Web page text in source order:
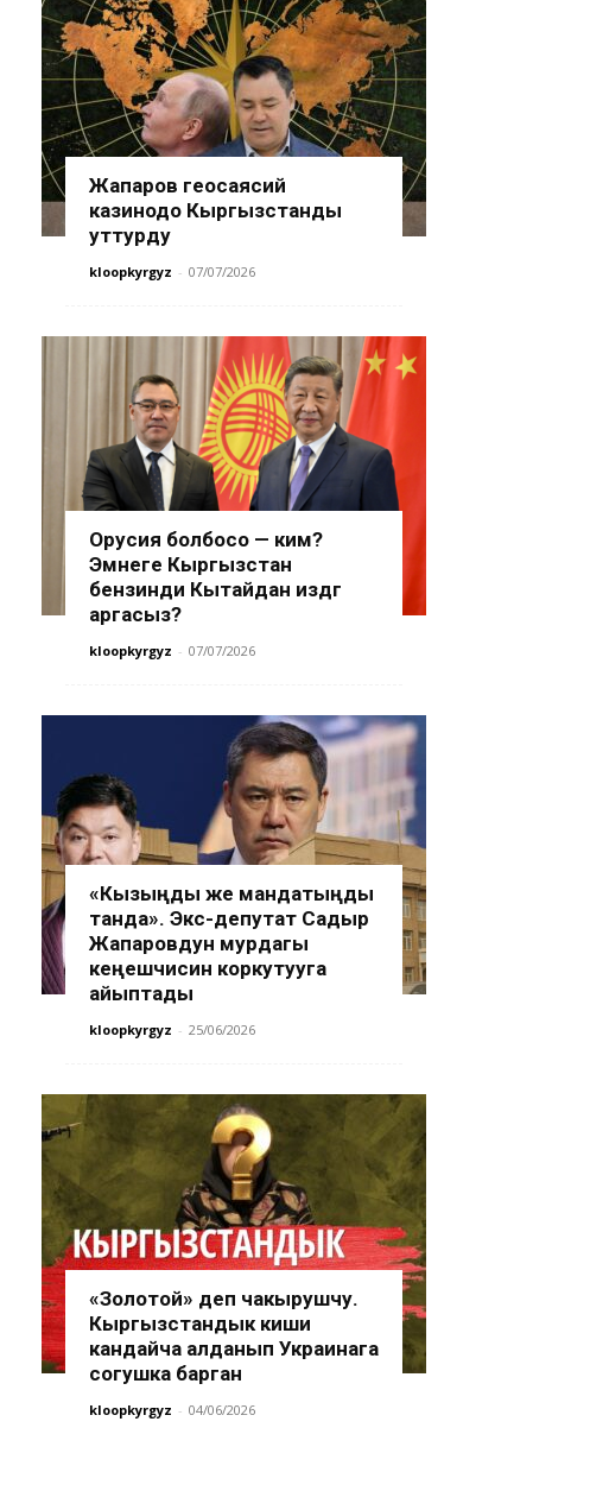
Жапаров геосаясий
казинодо Кыргызстанды
уттурду
kloopkyrgyz - 07/07/2026
Орусия болбосо — ким?
Эмнеге Кыргызстан
бензинди Кытайдан издөөгө
аргасыз?
kloopkyrgyz - 07/07/2026
«Кызыңды же мандатыңды
танда». Экс-депутат Садыр
Жапаровдун мурдагы
кеңешчисин коркутууга
айыптады
kloopkyrgyz - 25/06/2026
«Золотой» деп чакырушчу.
Кыргызстандык киши
кандайча алданып Украинага
согушка барган
kloopkyrgyz - 04/06/2026